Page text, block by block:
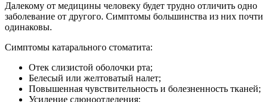
Далекому от медицины человеку будет трудно отличить одно
заболевание от другого. Симптомы большинства из них почти
одинаковы.
Симптомы катарального стоматита:
Отек слизистой оболочки рта;
Белесый или желтоватый налет;
Повышенная чувствительность и болезненность тканей;
Усиление слюноотделения;